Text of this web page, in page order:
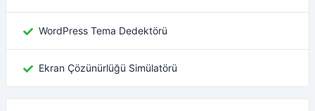
WordPress Tema Dedektörü
Ekran Çözünürlüğü Simülatörü